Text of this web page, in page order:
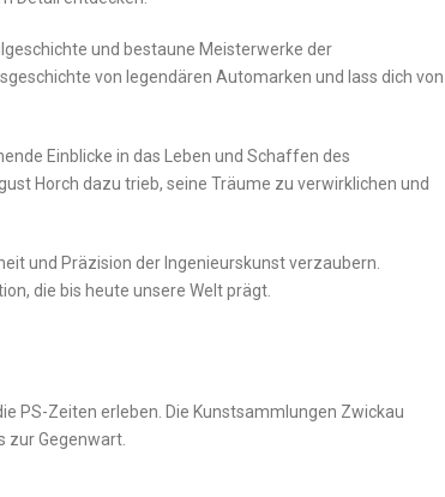
und bestaune Meisterwerke der⁣
von legendären Automarken und lass dich von
Einblicke in das Leben⁤ und Schaffen des
Horch ‍dazu‍ trieb, seine ⁤Träume zu verwirklichen und‌
und Präzision der⁢ Ingenieurskunst‍ verzaubern.‌
die bis heute unsere ⁤Welt prägt.
PS-Zeiten ⁢erleben. Die ⁢Kunstsammlungen Zwickau
zur Gegenwart.